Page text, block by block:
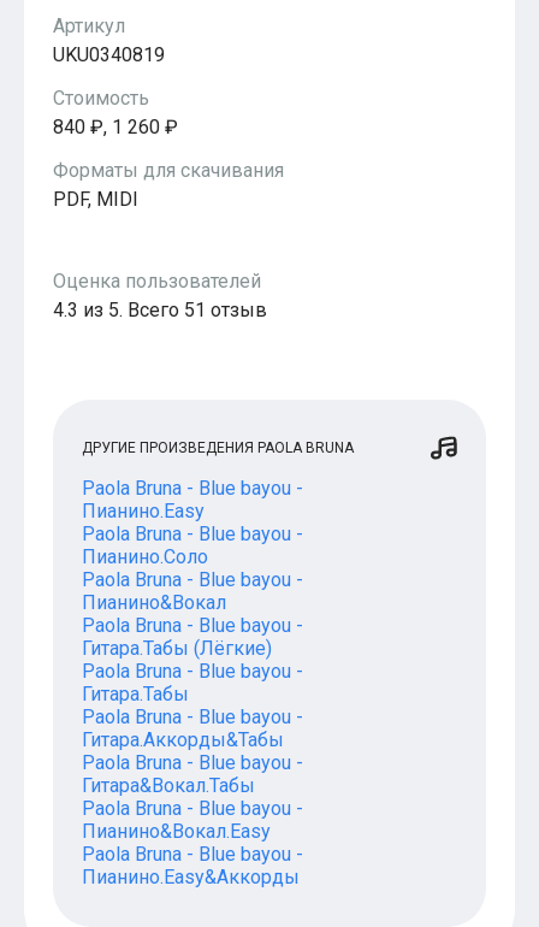
Популярное
Бесплатные
Артикул
UKU0340819
Стоимость
840 ₽, 1 260 ₽
Форматы для скачивания
PDF, MIDI
Оценка пользователей
4.3 из 5. Всего 51 отзыв
ДРУГИЕ ПРОИЗВЕДЕНИЯ PAOLA BRUNA
Paola Bruna - Blue bayou -
Пианино.Easy
Paola Bruna - Blue bayou -
Пианино.Соло
Paola Bruna - Blue bayou -
Пианино&Вокал
Paola Bruna - Blue bayou -
Гитара.Табы (Лёгкие)
Paola Bruna - Blue bayou -
Гитара.Табы
Paola Bruna - Blue bayou -
Гитара.Аккорды&Табы
Paola Bruna - Blue bayou -
Гитара&Вокал.Табы
Paola Bruna - Blue bayou -
Пианино&Вокал.Easy
Paola Bruna - Blue bayou -
Пианино.Easy&Аккорды